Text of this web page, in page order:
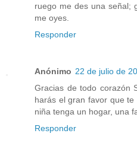
ruego me des una señal;
me oyes.
Responder
Anónimo 22 de julio de
Gracias de todo corazón
harás el gran favor que
niña tenga un hogar, una
Responder